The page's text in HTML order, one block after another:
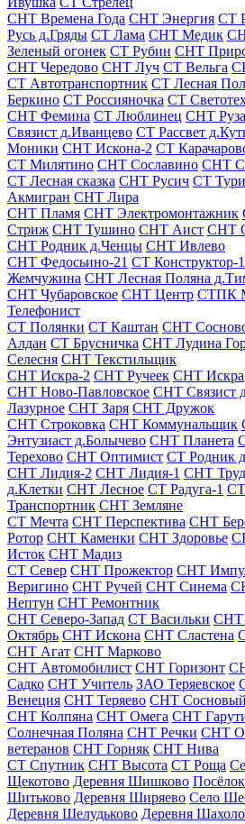
СНТ Времена Года СНТ Энергия СТ
Русь д.Гряды СТ Лама СНТ Медик
Зеленый огонек СТ Рубин СНТ
СНТ Чередово СНТ Луч СТ Вельга
СТ Автотранспортник СТ Лесная
Беркино СТ Россияночка СТ
СНТ Фемина СТ Люблинец СНТ Руза
Связист д.Иванцево СТ Рассвет
Моники СНТ Искона-2 СТ
СТ Милятино СНТ Сославино СНТ
СТ Лесная сказка СНТ Русич СТ
Акмигран СНТ Лира
СНТ Пламя СНТ Электромонтажник
Стриж СНТ Тушино СНТ Аист СНТ
СНТ Родник д.Ченцы СНТ Ивлево
СНТ Федосьино-21 СТ Конструктор-1
Жемчужина СНТ Лесная Поляна
СНТ Чубаровское СНТ Центр СТПК
Телефонист
СТ Полянки СТ Каштан СНТ
Алдан СТ Брусничка СНТ Лудина
Селесня СНТ Текстильщик
СНТ Искра-2 СНТ Ручеек СНТ Искра
СНТ Ново-Павловское СНТ Связист
Лазурное СНТ Заря СНТ Дружок
СНТ Строковка СНТ Коммунальщик
Энтузиаст д.Болычево СНТ Планета
Терехово СНТ Оптимист СТ Родник
СНТ Лидия-2 СНТ Лидия-1 СНТ Труд
д.Клетки СНТ Лесное СТ Радуга-1
Транспортник СНТ Земляне
СТ Мечта СНТ Перспектива СНТ
Ротор СНТ Каменки СНТ Здоровье
Исток СНТ Мадиз
СТ Север СНТ Прожектор СНТ
Веригино СНТ Ручей СНТ Синема
Нептун СНТ Ремонтник
СНТ Северо-Запад СТ Васильки СНТ
Октябрь СНТ Искона СНТ Сластена
СНТ Агат СНТ Марково
СНТ Автомобилист СНТ Горизонт
Садко СНТ Учитель ЗАО Теряевское
Венеция СНТ Теряево СНТ
СНТ Колпяна СНТ Омега СНТ
Солнечная Поляна СНТ Речки СНТ
ветеранов СНТ Горняк СНТ Нива
СТ Спутник СНТ Высота СТ Роща
Щекотово Деревня Шишково
Шитьково Деревня Ширяево Село
Деревня Шелудьково Деревня